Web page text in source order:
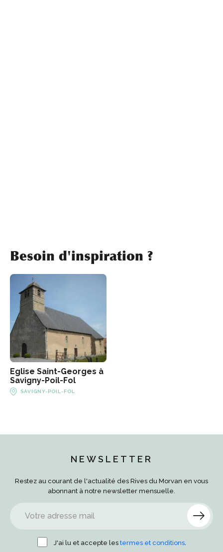
Besoin d'inspiration ?
Eglise Saint-Georges à
Savigny-Poil-Fol
SAVIGNY-POIL-FOL
NEWSLETTER
Restez au courant de l'actualité des Rives du Morvan en vous
abonnant à notre newsletter mensuelle.
J'ai lu et accepte les termes et conditions.
#